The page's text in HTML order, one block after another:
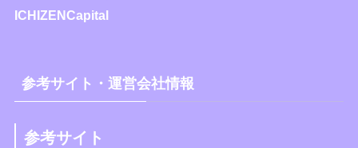
ICHIZENCapital
参考サイト・運営会社情報
参考サイト